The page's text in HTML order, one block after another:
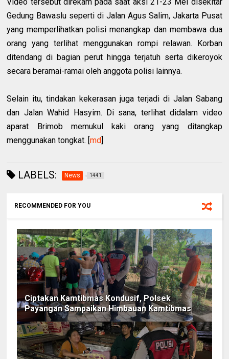
Gedung Bawaslu seperti di Jalan Agus Salim, Jakarta Pusat
yang memperlihatkan polisi menangkap dan membawa dua
orang yang terlihat menggunakan rompi relawan. Korban
ditendang di bagian perut hingga terjatuh serta dikeroyok
secara beramai-ramai oleh anggota polisi lainnya.
Selain itu, tindakan kekerasan juga terjadi di Jalan Sabang
dan Jalan Wahid Hasyim. Di sana, terlihat didalam video
aparat Brimob memukul kaki orang yang ditangkap
menggunakan tongkat. [md
LABELS: News 1441
RECOMMENDED FOR YOU
Ciptakan Kamtibmas Kondusif, Polsek
Payangan Sampaikan Himbauan Kamtibmas